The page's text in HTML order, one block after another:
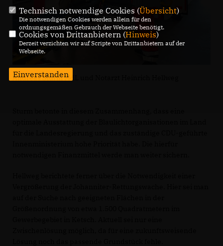
Andreas Sturm MdL und Notarzt Heinrich Hellweg
Technisch notwendige Cookies (Übersicht)
Die notwendigen Cookies werden allein für den
ordnungsgemäßen Gebrauch der Webseite benötigt.
Cookies von Drittanbietern (Hinweis)
Derzeit verzichten wir auf Scripte von Drittanbietern auf der
Webseite.
Einverstanden